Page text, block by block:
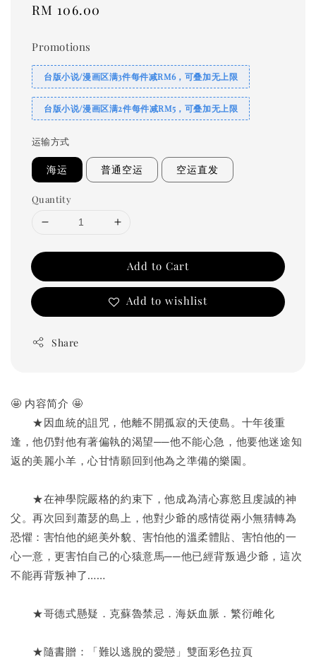
Regular
RM 106.00
Promotions
台版小说/漫画区满3件每件减RM6，可叠加无上限
台版小说/漫画区满2件每件减RM5，可叠加无上限
运输方式
海运 普通空运 空运直发
Quantity
Add to Cart
Add to wishlist
Share
🤩 内容简介 🤩
★因血統的詛咒，他離不開孤寂的天使島。十年後重
逢，他仍對他有著偏執的渴望──他不能心急，他要他迷途知
返的美麗小羊，心甘情願回到他為之準備的樂園。
★在神學院嚴格的約束下，他成為清心寡慾且虔誠的神
父。再次回到蕭瑟的島上，他對少爺的感情從兩小無猜轉為
恐懼：害怕他的絕美外貌、害怕他的溫柔體貼、害怕他的一
心一意，更害怕自己的心猿意馬──他已經背叛過少爺，這次
不能再背叛神了……
★哥德式懸疑．克蘇魯禁忌．海妖血脈．繁衍雌化
★隨書贈：「難以逃脫的愛戀」雙面彩色拉頁